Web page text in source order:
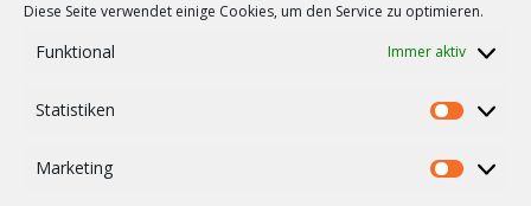
Diese Seite verwendet einige Cookies, um den Service zu optimieren.
Funktional Immer aktiv
Statistiken
Marketing
meinen nächsten Kommentar speichern.